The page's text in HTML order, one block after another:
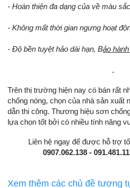
- Hoàn thiện đa dạng của về màu
- Không mất thời gian ngưng hoạt
- Độ bền tuyệt hảo dài hạn, Bảo
Trên thị trường hiện nay có bán rất
chống nóng, chọn của nhà sản xuất
dẫn thi công. Thương hiệu sơn
lựa chọn tốt bởi có nhiều tính năng
Liên hệ ngay để được hỗ trợ
0907.062.138 -
Xem thêm các chủ đề tương